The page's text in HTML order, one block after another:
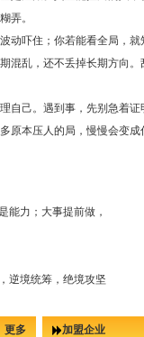
弄。
吓住；你若能看全局，
混乱，还不丢掉长期方向
己。遇到事，先别急着
原本压人的局，慢慢会变
能力；大事提前做，
逆境统筹，绝境攻坚
更多 加盟企业